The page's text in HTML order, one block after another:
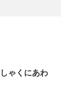
ゃくにあわ